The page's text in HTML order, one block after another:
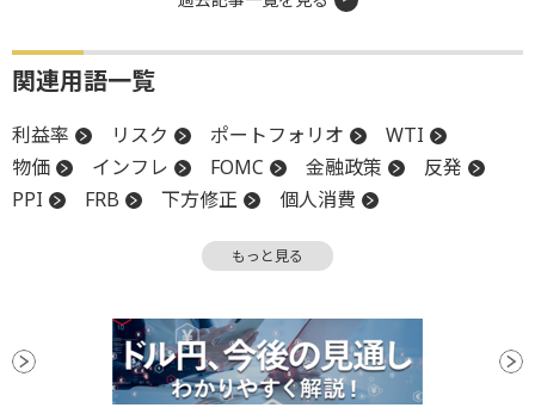
関連用語一覧
利益率 リスク ポートフォリオ
WTI
物価
インフレ FOMC 金融政策
反発
PPI
FRB 下方修正
個人消費
利下げ見通し もっと見る